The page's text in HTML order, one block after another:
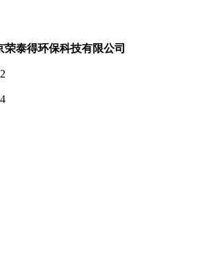
荣泰得环保科技有限公司